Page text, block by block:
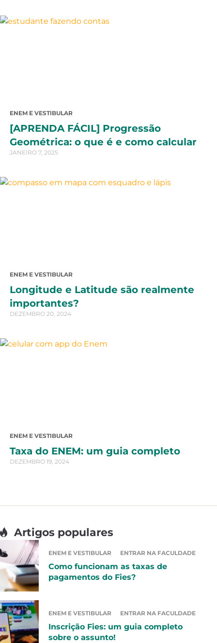
ENEM E VESTIBULAR
[APRENDA FÁCIL] Progressão
Geométrica: o que é e como calcular
JANEIRO 7, 2025
ENEM E VESTIBULAR
Longitude e Latitude são realmente
importantes?
DEZEMBRO 20, 2024
ENEM E VESTIBULAR
Taxa do ENEM: um guia completo
DEZEMBRO 19, 2024
Artigos populares
ENEM E VESTIBULAR ENTRAR NA FACULDADE
Como funcionam as taxas de
pagamentos do Fies?
ENEM E VESTIBULAR ENTRAR NA FACULDADE
Inscrição Fies: um guia completo
sobre o assunto!